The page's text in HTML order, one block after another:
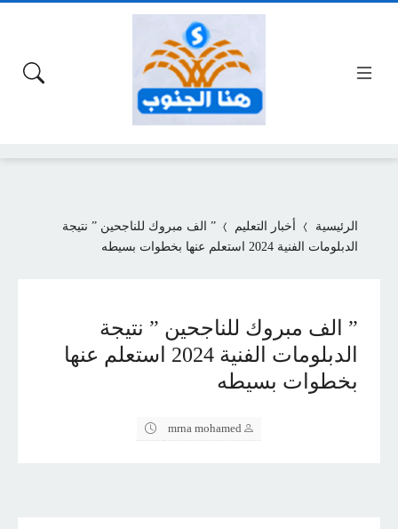
الرئيسية أخبار التعليم
” الف مبروك للناجحين ” نتيجة
الدبلومات الفنية 2024 استعلم عنها بخطوات بسيطه
” الف مبروك للناجحين ” نتيجة
الدبلومات الفنية 2024 استعلم عنها
بخطوات بسيطه
mrna mohamed